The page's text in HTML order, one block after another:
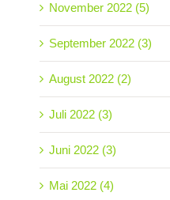
November 2022 (5)
September 2022 (3)
August 2022 (2)
Juli 2022 (3)
Juni 2022 (3)
Mai 2022 (4)